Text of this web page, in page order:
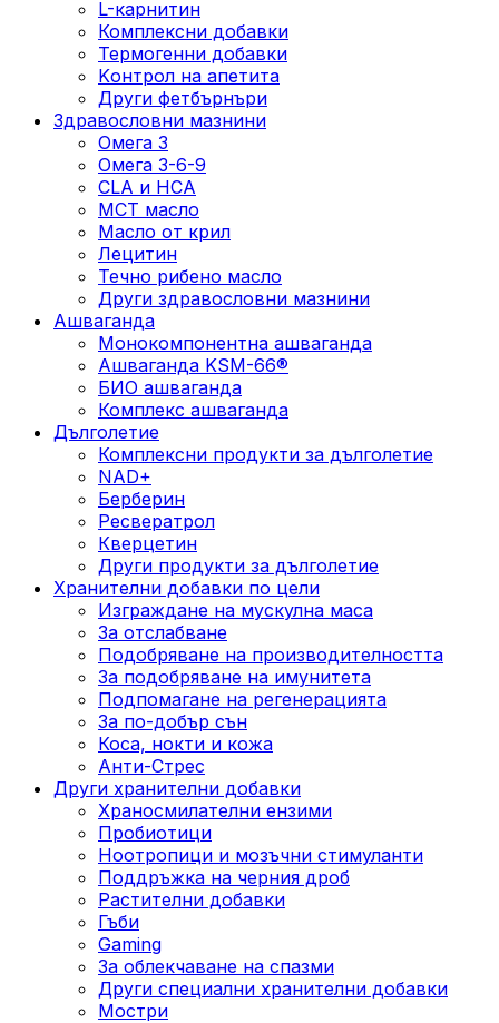
L-карнитин
Комплексни добавки
Термогенни добавки
Kонтрол на апетита
Други фетбърнъри
Здравословни мазнини
Омега 3
Омега 3-6-9
CLA и HCA
МСТ масло
Масло от крил
Лецитин
Течно рибено масло
Други здравословни мазнини
Ашваганда
Монокомпонентна ашваганда
Ашваганда KSM-66®
БИО ашваганда
Комплекс ашваганда
Дълголетие
Комплексни продукти за дълголетие
NAD+
Берберин
Ресвератрол
Кверцетин
Други продукти за дълголетие
Хранителни добавки по цели
Изграждане на мускулна маса
За отслабване
Подобряване на производителността
За подобряване на имунитета
Подпомагане на регенерацията
За по-добър сън
Коса, нокти и кожа
Анти-Стрес
Други хранителни добавки
Храносмилателни ензими
Пробиотици
Ноотропици и мозъчни стимуланти
Поддръжка на черния дроб
Растителни добавки
Гъби
Gaming
За облекчаване на спазми
Други специални хранителни добавки
Мостри